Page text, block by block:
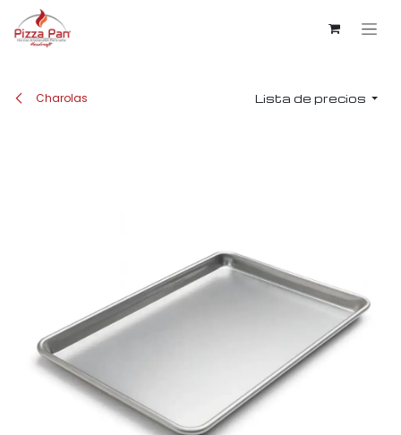
Ir al contenido
Charolas Lista de precios